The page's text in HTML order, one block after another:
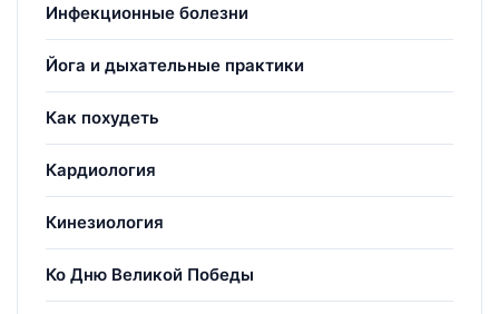
Инфекционные болезни
Йога и дыхательные практики
Как похудеть
Кардиология
Кинезиология
Ко Дню Великой Победы